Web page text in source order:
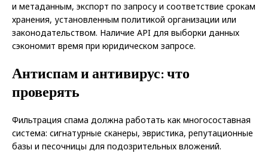
и метаданным, экспорт по запросу и соответствие срокам
хранения, установленным политикой организации или
законодательством. Наличие API для выборки данных
сэкономит время при юридическом запросе.
Антиспам и антивирус: что
проверять
Фильтрация спама должна работать как многосоставная
система: сигнатурные сканеры, эвристика, репутационные
базы и песочницы для подозрительных вложений.